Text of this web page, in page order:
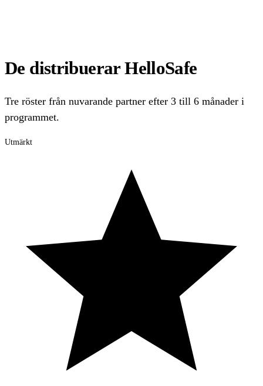
De distribuerar HelloSafe
Tre röster från nuvarande partner efter 3 till 6 månader i
programmet.
Utmärkt